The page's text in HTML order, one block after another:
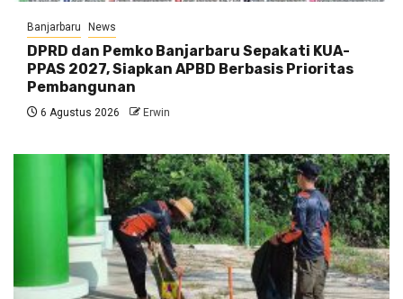
Banjarbaru News
DPRD dan Pemko Banjarbaru Sepakati KUA-
PPAS 2027, Siapkan APBD Berbasis Prioritas
Pembangunan
6 Agustus 2026 Erwin